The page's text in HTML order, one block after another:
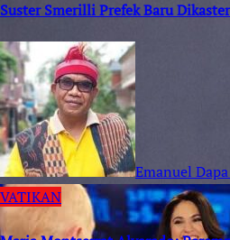
Suster Smerilli Prefek Baru
Emanuel
VATIKAN